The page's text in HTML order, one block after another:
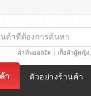
คำค้นยอดฮิต | เสื้อผ้าผู้หญิง,
า ตัวอย่างร้านค้า